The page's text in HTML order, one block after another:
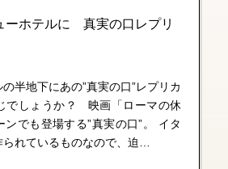
ーホテルに 真実の口レプリ
半地下にあの”真実の口”レプリカ
でしょうか？ 映画「ローマの休
ンでも登場する”真実の口”。 イタ
られているものなので、迫…